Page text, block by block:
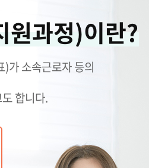
원과정)이란?
가 소속근로자 등의
합니다.